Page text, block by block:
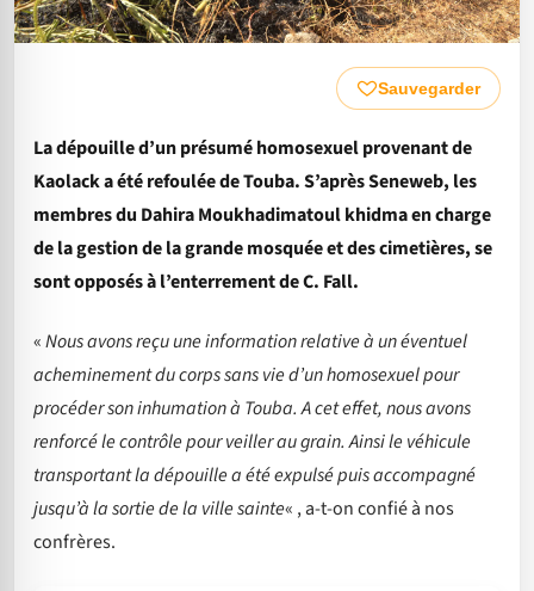
Sauvegarder
La dépouille d’un présumé homosexuel provenant de
Kaolack a été refoulée de Touba. S’après Seneweb, les
membres du Dahira Moukhadimatoul khidma en charge
de la gestion de la grande mosquée et des cimetières, se
sont opposés à l’enterrement de C. Fall.
«Nous avons reçu une information relative à un éventuel
acheminement du corps sans vie d’un homosexuel pour
procéder son inhumation à Touba. A cet effet, nous avons
renforcé le contrôle pour veiller au grain. Ainsi le véhicule
transportant la dépouille a été expulsé puis accompagné
jusqu’à la sortie de la ville sainte« , a-t-on confié à nos
confrères.